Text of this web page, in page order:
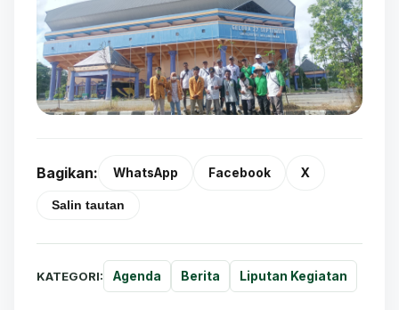
Bagikan: WhatsApp Facebook X
Salin tautan
KATEGORI: Agenda Berita Liputan Kegiatan